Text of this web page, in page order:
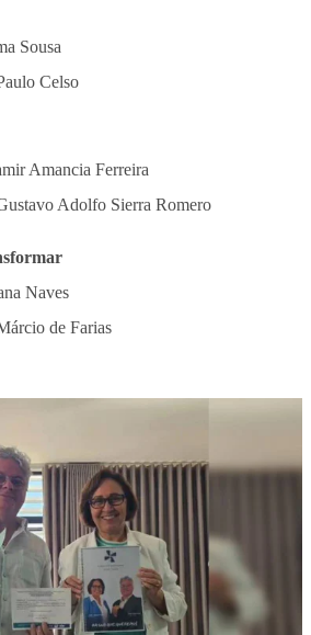
Sousa
Celso
Amancia Ferreira
Adolfo Sierra Romero
Naves
de Farias